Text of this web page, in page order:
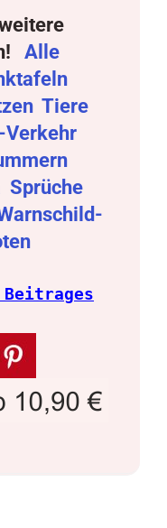
Alle
Tiere
Verkehr
Sprüche